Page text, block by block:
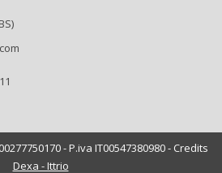
- P.iva IT00547380980 - Credits
Dexa - Ittrio